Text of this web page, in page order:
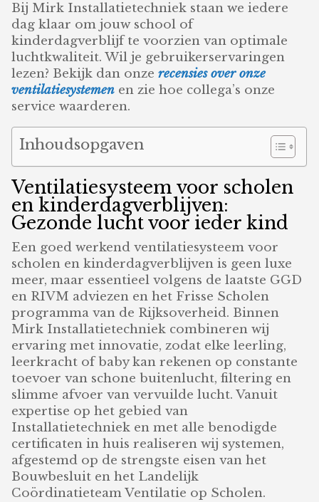
Bij Mirk Installatietechniek staan we iedere
dag klaar om jouw school of
kinderdagverblijf te voorzien van optimale
luchtkwaliteit. Wil je gebruikerservaringen
lezen? Bekijk dan onzerecensies over onze
ventilatiesystemen en zie hoe collega’s onze
service waarderen.
Inhoudsopgaven
Ventilatiesysteem voor scholen
en kinderdagverblijven:
Gezonde lucht voor ieder kind
Een goed werkend ventilatiesysteem voor
scholen en kinderdagverblijven is geen luxe
meer, maar essentieel volgens de laatste GGD
en RIVM adviezen en het Frisse Scholen
programma van de Rijksoverheid. Binnen
Mirk Installatietechniek combineren wij
ervaring met innovatie, zodat elke leerling,
leerkracht of baby kan rekenen op constante
toevoer van schone buitenlucht, filtering en
slimme afvoer van vervuilde lucht. Vanuit
expertise op het gebied van
Installatietechniek en met alle benodigde
certificaten in huis realiseren wij systemen,
afgestemd op de strengste eisen van het
Bouwbesluit en het Landelijk
Coördinatieteam Ventilatie op Scholen.